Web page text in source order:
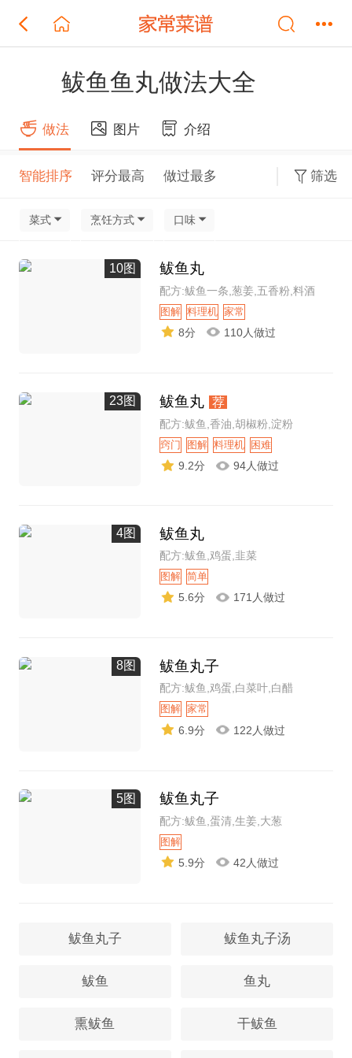
鲅鱼鱼丸做法大全
做法 图片 介绍
智能排序 评分最高 做过最多 筛选
菜式 烹饪方式 口味
10图 鲅鱼丸
配方:鲅鱼一条,葱姜,五香粉,料酒
图解 料理机 家常
8分 110人做过
23图 鲅鱼丸 荐
配方:鲅鱼,香油,胡椒粉,淀粉
窍门 图解 料理机 困难
9.2分 94人做过
4图 鲅鱼丸
配方:鲅鱼,鸡蛋,韭菜
图解 简单
5.6分 171人做过
8图 鲅鱼丸子
配方:鲅鱼,鸡蛋,白菜叶,白醋
图解 家常
6.9分 122人做过
5图 鲅鱼丸子
配方:鲅鱼,蛋清,生姜,大葱
图解
5.9分 42人做过
鲅鱼丸子 鲅鱼丸子汤
鲅鱼 鱼丸
熏鲅鱼 干鲅鱼